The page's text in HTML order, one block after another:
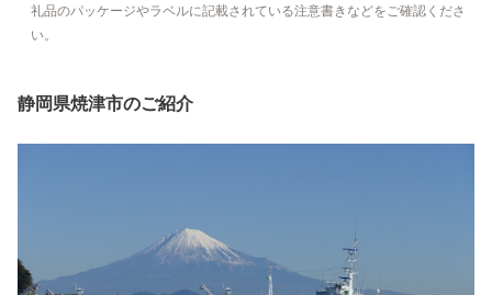
礼品のパッケージやラベルに記載されている注意書きなどをご確認くださ
い。
静岡県焼津市のご紹介